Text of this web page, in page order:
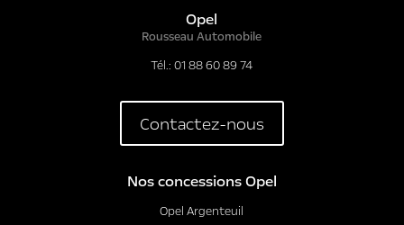
Opel
Rousseau Automobile
Tél.: 01 88 60 89 74
Contactez-nous
Nos concessions Opel
Opel Argenteuil